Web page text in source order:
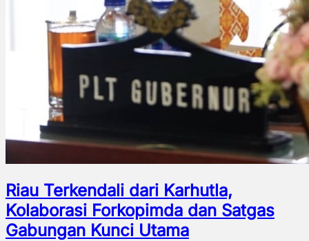
Riau Terkendali dari Karhutla,
Kolaborasi Forkopimda dan Satgas
Gabungan Kunci Utama